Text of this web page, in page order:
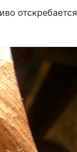
отскребается